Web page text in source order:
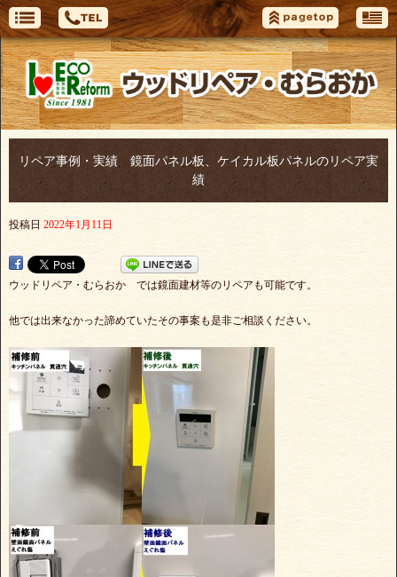
リペア事例・実績 鏡面パネル板、ケイカル板パネルのリペア実
績
投稿日 2022年1月11日
ウッドリペア・むらおか では鏡面建材等のリペアも可能です。
他では出来なかった諦めていたその事案も是非ご相談ください。